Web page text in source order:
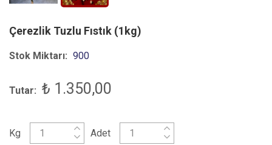
Çerezlik Tuzlu Fıstık (1kg)
Stok Miktarı: 900
Tutar: ₺ 1.350,00
Kg Adet